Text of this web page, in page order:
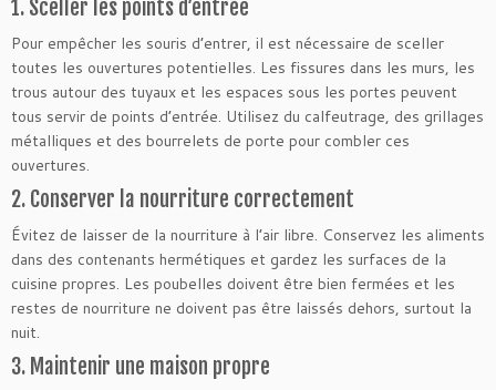
1. Sceller les points d’entrée
Pour empêcher les souris d’entrer, il est nécessaire de sceller
toutes les ouvertures potentielles. Les fissures dans les murs, les
trous autour des tuyaux et les espaces sous les portes peuvent
tous servir de points d’entrée. Utilisez du calfeutrage, des grillages
métalliques et des bourrelets de porte pour combler ces
ouvertures.
2. Conserver la nourriture correctement
Évitez de laisser de la nourriture à l’air libre. Conservez les aliments
dans des contenants hermétiques et gardez les surfaces de la
cuisine propres. Les poubelles doivent être bien fermées et les
restes de nourriture ne doivent pas être laissés dehors, surtout la
nuit.
3. Maintenir une maison propre